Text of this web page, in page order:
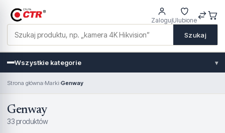
Szukaj
ZalogujUlubione
Wszystkie kategorie ▾
Strona główna›Marki›Genway
Genway
33 produktów